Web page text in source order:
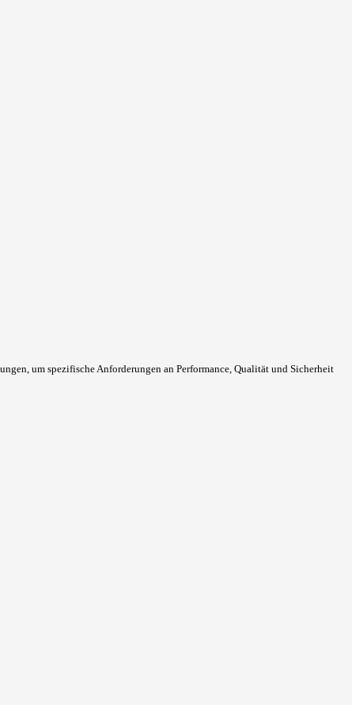
um spezifische Anforderungen an Performance, Qualität und Sicherheit